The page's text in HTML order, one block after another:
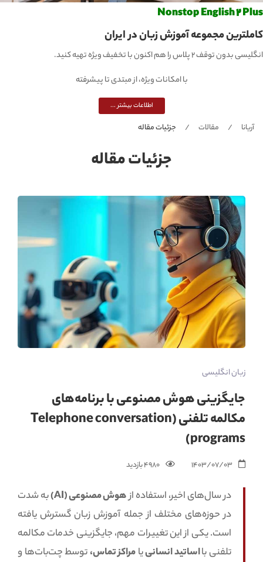
Nonstop English 2 Plus
کاملترین مجموعه آموزش زبان در ایران
انگلیسی بدون توقف 2 پلاس را هم اکنون با تخفیف ویژه تهیه کنید.
با امکانات ویژه، از مبتدی تا پیشرفته
اطلاعات بیشتر ...
جزئیات مقاله
آریانا مقالات جزئیات مقاله
زبان انگلیسی
جایگزینی هوش مصنوعی با برنامه‌های
مکالمه تلفنی (Telephone conversation
programs)
1403/07/03 4980 بازدید‌
در سال‌های اخیر، استفاده ازهوش مصنوعی (AI)
به شدت
در حوزه‌های مختلف از جمله آموزش زبان گسترش یافته
است. یکی از این تغییرات مهم، جایگزینی خدمات مکالمه
تلفنی بااساتید انسانییامراکز تماس،توسط چت‌بات‌ها و